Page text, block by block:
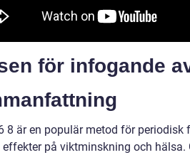
för infogande
8 är en populär metod för periodisk
på viktminskning och hälsa.